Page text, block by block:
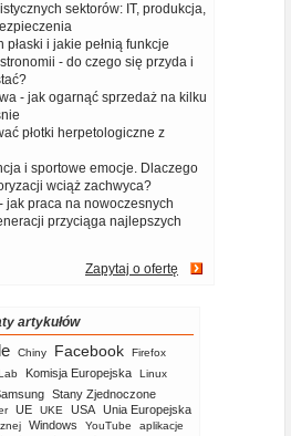
sektorów: IT, produkcja,
i jakie pełnią funkcje
- do czego się przyda i
- jak ogarnąć sprzedaż na kilku
płotki herpetologiczne z
i sportowe emocje. Dlaczego
wciąż zachwyca?
jak praca na nowoczesnych
przyciąga najlepszych
Zapytaj o ofertę
artykułów
Chiny Facebook Firefox
Komisja Europejska Linux
Stany Zjednoczone
UE UKE USA Unia Europejska
Windows YouTube aplikacje